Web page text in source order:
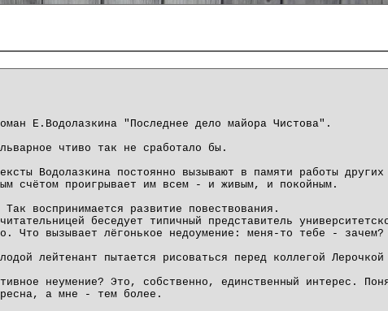
Е.Водолазкина "Последнее дело майора Чистова".
чтиво так не сработало бы.
Водолазкина постоянно вызывают в памяти работы
счётом проигрывает им всем - и живым, и покойным.
воспринимается развитие повествования.
беседует типичный представитель
Что вызывает лёгонькое недоумение: меня-то тебе -
лейтенант пытается рисоваться перед коллегой
неумение? Это, собственно, единственный интерес.
а мне - тем более.